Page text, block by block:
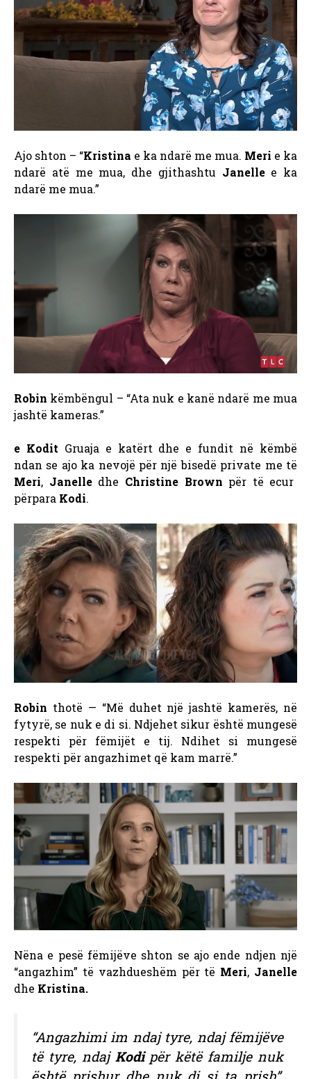
Ajo shton – “Kristina e ka ndarë me mua. Meri e ka
ndarë atë me mua, dhe gjithashtu Janellee ka
ndarë me mua.”
Robin këmbëngul – “Ata nuk e kanë ndarë me mua
jashtë kameras.”
e Kodit Gruaja e katërt dhe e fundit në këmbë
ndan se ajo ka nevojë për një bisedë private me të
Meri, Janelle dhe Christine Brown për të ecur
përpara Kodi.
Robin thotë — “Më duhet një jashtë kamerës, në
fytyrë, se nuk e di si. Ndjehet sikur është mungesë
respekti për fëmijët e tij. Ndihet si mungesë
respekti për angazhimet që kam marrë.”
Nëna e pesë fëmijëve shton se ajo ende ndjen një
“angazhim” të vazhdueshëm për të Meri, Janelle
dhe Kristina.
“Angazhimi im ndaj tyre, ndaj fëmijëve
të tyre, ndaj Kodipër këtë familje nuk